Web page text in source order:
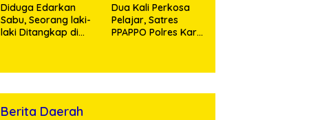
Diduga Edarkan
Sabu, Seorang laki-
laki Ditangkap di
Klip
Dua Kali Perkosa
Pelajar, Satres
PPAPPO Polres Karo
Berita Daerah